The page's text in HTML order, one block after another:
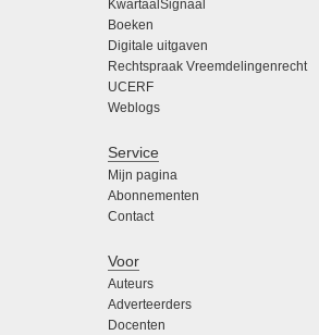
KwartaalSignaal
Boeken
Digitale uitgaven
Rechtspraak Vreemdelingenrecht
UCERF
Weblogs
Service
Mijn pagina
Abonnementen
Contact
Voor
Auteurs
Adverteerders
Docenten